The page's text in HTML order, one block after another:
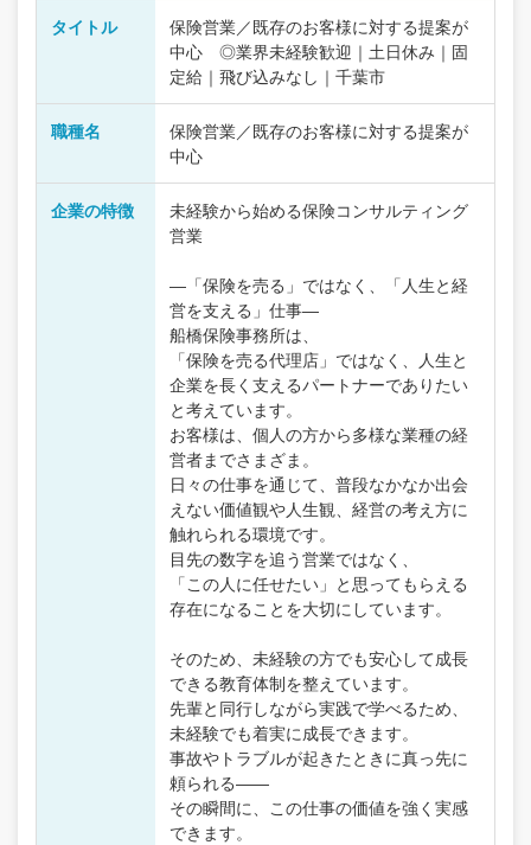
タイトル
保険営業／既存のお客様に対する提案が
中心 ◎業界未経験歓迎｜土日休み｜固
定給｜飛び込みなし｜千葉市
職種名
保険営業／既存のお客様に対する提案が
中心
企業の特徴
未経験から始める保険コンサルティング
営業
―「保険を売る」ではなく、「人生と経
営を支える」仕事―
船橋保険事務所は、
「保険を売る代理店」ではなく、人生と
企業を長く支えるパートナーでありたい
と考えています。
お客様は、個人の方から多様な業種の経
営者までさまざま。
日々の仕事を通じて、普段なかなか出会
えない価値観や人生観、経営の考え方に
触れられる環境です。
目先の数字を追う営業ではなく、
「この人に任せたい」と思ってもらえる
存在になることを大切にしています。
そのため、未経験の方でも安心して成長
できる教育体制を整えています。
先輩と同行しながら実践で学べるため、
未経験でも着実に成長できます。
事故やトラブルが起きたときに真っ先に
頼られる――
その瞬間に、この仕事の価値を強く実感
できます。